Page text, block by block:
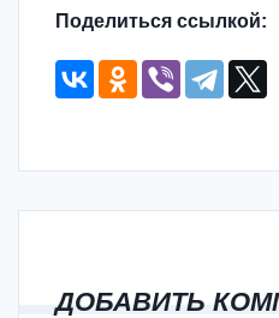
Поделиться ссылкой:
ДОБАВИТЬ